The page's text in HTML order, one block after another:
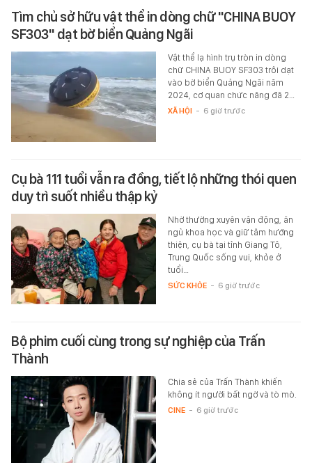
Tìm chủ sở hữu vật thể in dòng chữ "CHINA BUOY
SF303" dạt bờ biển Quảng Ngãi
Vật thể lạ hình trụ tròn in dòng
chữ CHINA BUOY SF303 trôi dạt
vào bờ biển Quảng Ngãi năm
2024, cơ quan chức năng đã 2…
XÃ HỘI - 6 giờ trước
Cụ bà 111 tuổi vẫn ra đồng, tiết lộ những thói quen
duy trì suốt nhiều thập kỷ
Nhờ thường xuyên vận động, ăn
ngủ khoa học và giữ tâm hướng
thiện, cụ bà tại tỉnh Giang Tô,
Trung Quốc sống vui, khỏe ở
tuổi…
SỨC KHỎE - 6 giờ trước
Bộ phim cuối cùng trong sự nghiệp của Trấn
Thành
Chia sẻ của Trấn Thành khiến
không ít người bất ngờ và tò mò.
CINE - 6 giờ trước